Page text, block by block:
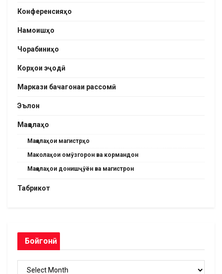
Конференсияҳо
Намоишҳо
Чорабиниҳо
Корҳои эҷодӣ
Маркази бачагонаи рассомӣ
Эълон
Мақолаҳо
Мақолаҳои магистрҳо
Маколаҳои омӯзгорон ва кормандон
Мақолаҳои донишҷӯён ва магистрон
Табрикот
Бойгонӣ